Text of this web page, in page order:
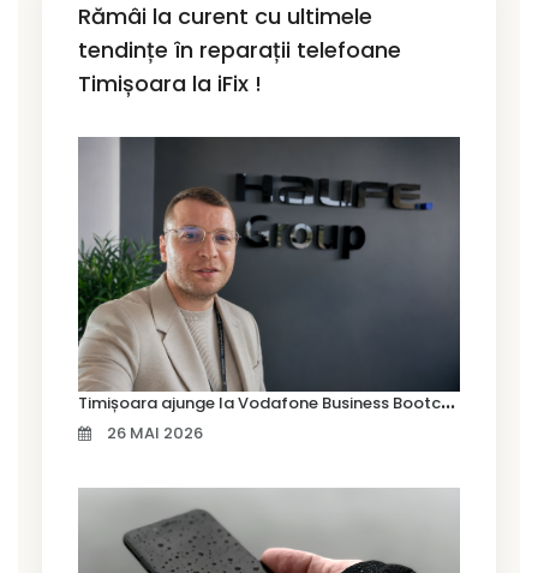
Rămâi la curent cu ultimele
tendințe în reparații telefoane
Timișoara la iFix !
T
imișoara ajunge la Vodafone Business Bootcamp prin Marius Cermian de la Armour România
26 MAI 2026